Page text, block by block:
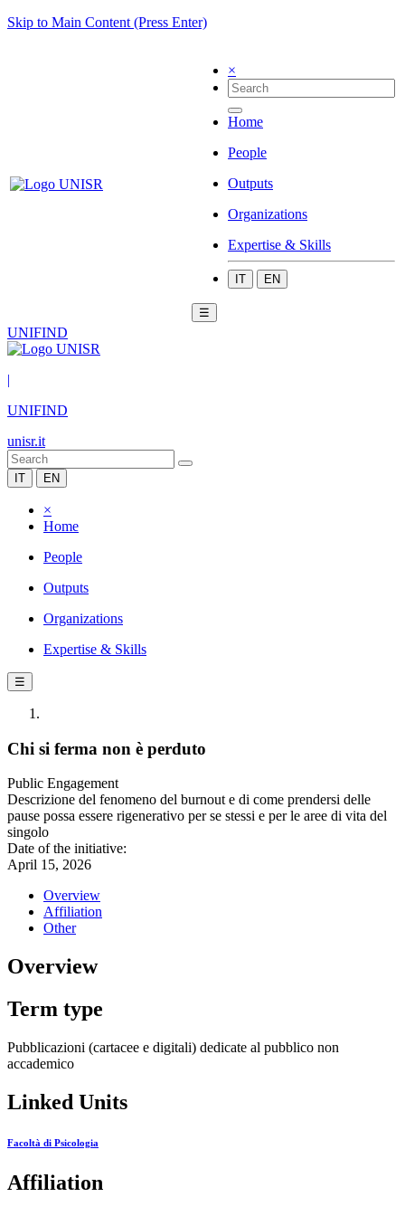
Skip to Main Content (Press Enter)
×
Home
People
Outputs
Organizations
Expertise & Skills
IT EN
☰
UNIFIND
|
UNIFIND
unisr.it
IT EN
×
Home
People
Outputs
Organizations
Expertise & Skills
☰
Chi si ferma non è perduto
Public Engagement
Descrizione del fenomeno del burnout e di come prendersi delle
pause possa essere rigenerativo per se stessi e per le aree di vita del
singolo
Date of the initiative:
April 15, 2026
Overview
Affiliation
Other
Overview
Term type
Pubblicazioni (cartacee e digitali) dedicate al pubblico non
accademico
Linked Units
Facoltà di Psicologia
Affiliation